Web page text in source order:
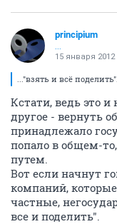
principium
15 января 2012
..."взять и всё поделить"...
Кстати, ведь это и
другое - вернуть
принадлежало
попало в общем-
путем.
Вот если начнут
компаний,
частные,
все и поделить".